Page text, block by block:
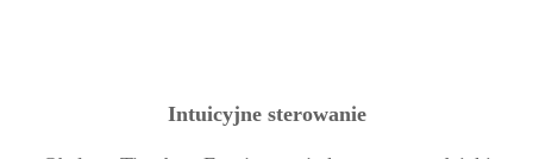
Intuicyjne sterowanie